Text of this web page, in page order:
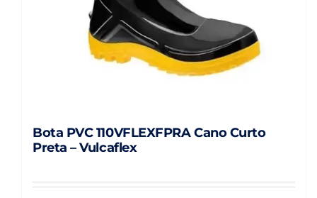
página
do
produto
Bota PVC 110VFLEXFPRA Cano Curto
Preta – Vulcaflex